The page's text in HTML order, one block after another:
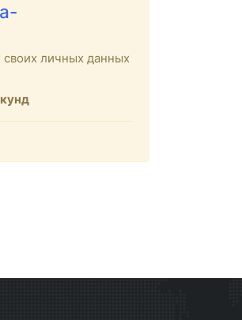
своих личных данных